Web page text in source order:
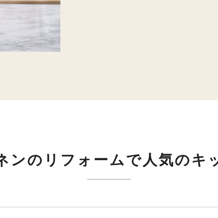
ンのリフォームで人気のキ